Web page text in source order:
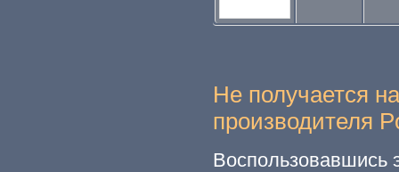
Не получается
производителя
Воспользовавшись